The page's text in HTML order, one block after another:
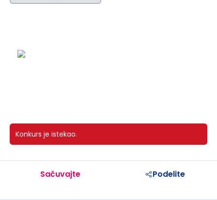
Konkurs je istekao.
Sačuvajte Podelite